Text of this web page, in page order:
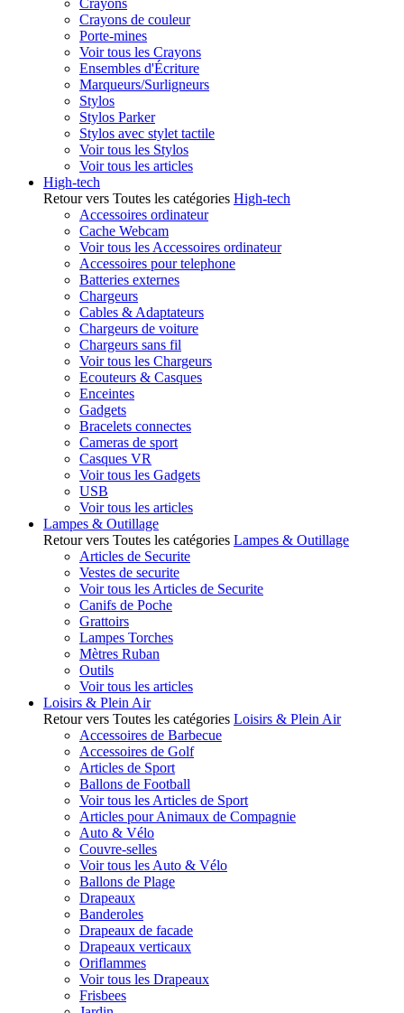
Crayons
Crayons de couleur
Porte-mines
Voir tous les Crayons
Ensembles d'Écriture
Marqueurs/Surligneurs
Stylos
Stylos Parker
Stylos avec stylet tactile
Voir tous les Stylos
Voir tous les articles
High-tech
Retour vers Toutes les catégories High-tech
Accessoires ordinateur
Cache Webcam
Voir tous les Accessoires ordinateur
Accessoires pour telephone
Batteries externes
Chargeurs
Cables & Adaptateurs
Chargeurs de voiture
Chargeurs sans fil
Voir tous les Chargeurs
Ecouteurs & Casques
Enceintes
Gadgets
Bracelets connectes
Cameras de sport
Casques VR
Voir tous les Gadgets
USB
Voir tous les articles
Lampes & Outillage
Retour vers Toutes les catégories Lampes & Outillage
Articles de Securite
Vestes de securite
Voir tous les Articles de Securite
Canifs de Poche
Grattoirs
Lampes Torches
Mètres Ruban
Outils
Voir tous les articles
Loisirs & Plein Air
Retour vers Toutes les catégories Loisirs & Plein Air
Accessoires de Barbecue
Accessoires de Golf
Articles de Sport
Ballons de Football
Voir tous les Articles de Sport
Articles pour Animaux de Compagnie
Auto & Vélo
Couvre-selles
Voir tous les Auto & Vélo
Ballons de Plage
Drapeaux
Banderoles
Drapeaux de facade
Drapeaux verticaux
Oriflammes
Voir tous les Drapeaux
Frisbees